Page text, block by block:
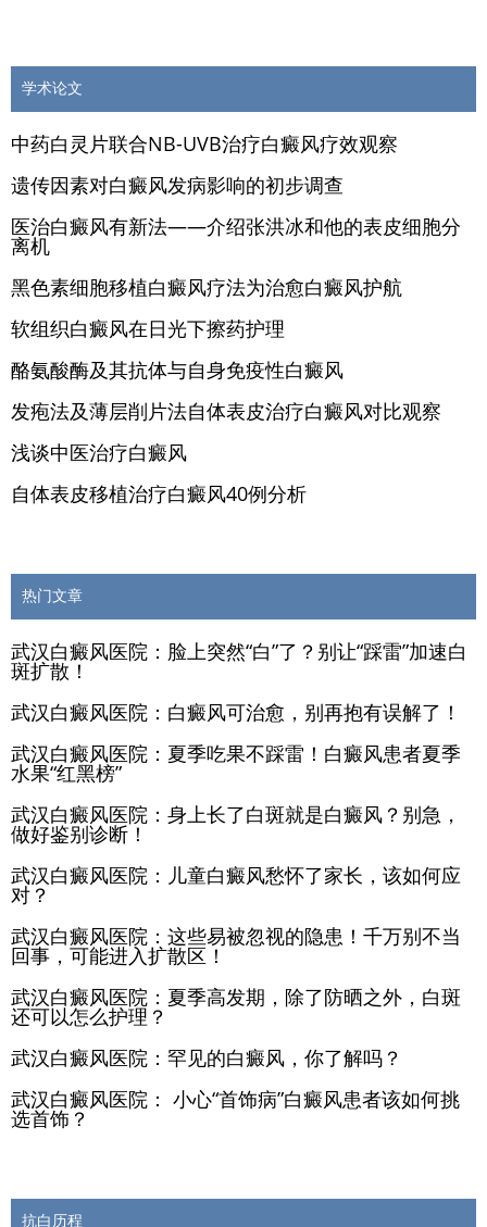
学术论文
中药白灵片联合NB-UVB治疗白癜风疗效观察
遗传因素对白癜风发病影响的初步调查
医治白癜风有新法——介绍张洪冰和他的表皮细胞分
离机
黑色素细胞移植白癜风疗法为治愈白癜风护航
软组织白癜风在日光下擦药护理
酪氨酸酶及其抗体与自身免疫性白癜风
发疱法及薄层削片法自体表皮治疗白癜风对比观察
浅谈中医治疗白癜风
自体表皮移植治疗白癜风40例分析
热门文章
武汉白癜风医院：脸上突然“白”了？别让“踩雷”加速白
斑扩散！
武汉白癜风医院：白癜风可治愈，别再抱有误解了！
武汉白癜风医院：夏季吃果不踩雷！白癜风患者夏季
水果“红黑榜”
武汉白癜风医院：身上长了白斑就是白癜风？别急，
做好鉴别诊断！
武汉白癜风医院：儿童白癜风愁怀了家长，该如何应
对？
武汉白癜风医院：这些易被忽视的隐患！千万别不当
回事，可能进入扩散区！
武汉白癜风医院：夏季高发期，除了防晒之外，白斑
还可以怎么护理？
武汉白癜风医院：罕见的白癜风，你了解吗？
武汉白癜风医院： 小心“首饰病”白癜风患者该如何挑
选首饰？
抗白历程